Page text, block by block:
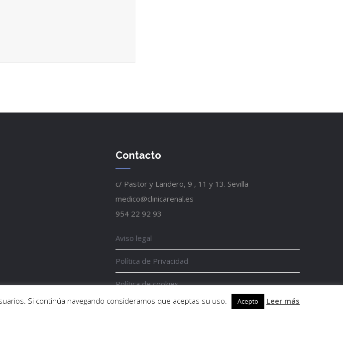
Contacto
c/ Pastor y Landero, 9 , 11 y 13. Sevilla
medico@clinicarenal.es
954 22 92 93
Aviso legal
Política de Privacidad
Política de cookies
Encuesta de satisfacción
Si continúa navegando consideramos que aceptas su uso. Acepto Leer más